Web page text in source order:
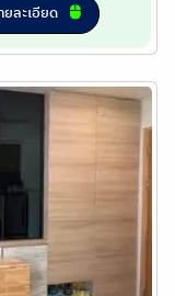
ยละเอียด